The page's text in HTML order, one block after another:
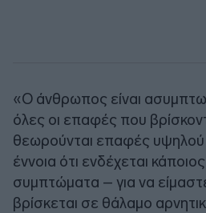
«Ο άνθρωπος είναι
όλες οι επαφές που
θεωρούνται επαφές υψηλού
έννοια ότι ενδέχεται
συμπτώματα – για να
βρίσκεται σε θάλαμο